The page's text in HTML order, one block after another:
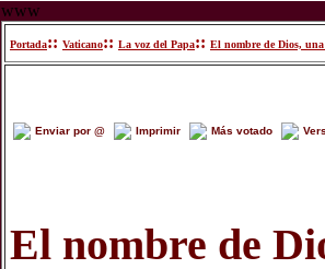
www
Portada:: Vaticano:: La voz del Papa:: El nombre de Dios,
Enviar por @ Imprimir Más votado
El nombre de